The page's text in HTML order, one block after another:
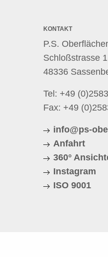
KONTAKT
P.S.
Schloßstrasse 1
48336
Tel: +49
Fax: +49
info@ps-
Anfahrt
360°
Instagram
ISO 9001